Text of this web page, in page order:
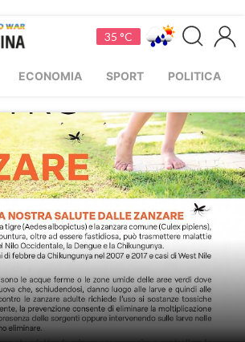
35 °C
ECONOMIA SPORT POLITICA